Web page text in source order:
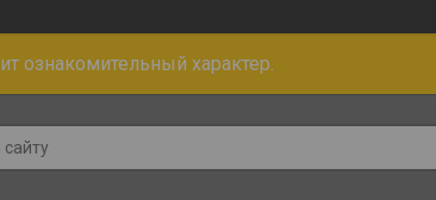
ознакомительный характер.